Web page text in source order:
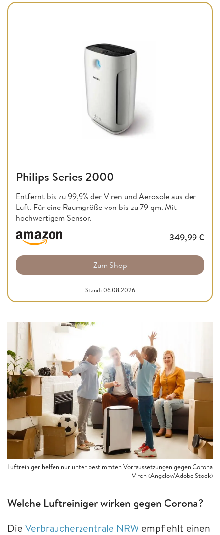
Philips Series 2000
Entfernt bis zu 99,9% der Viren und Aerosole aus der
Luft. Für eine Raumgröße von bis zu 79 qm. Mit
hochwertigem Sensor.
349,99€
Zum Shop
Stand: 06.08.2026
Luftreiniger helfen nur unter bestimmten Vorraussetzungen gegen Corona
Viren (Angelov/Adobe Stock)
Welche Luftreiniger wirken gegen Corona?
Die Verbraucherzentrale NRW empfiehlt einen